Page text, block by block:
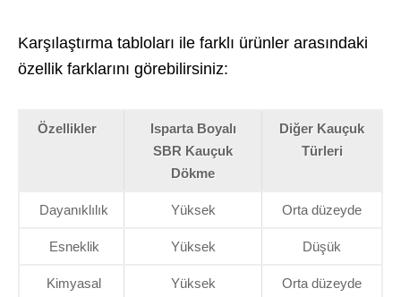
Karşılaştırma tabloları ile farklı ürünler arasındaki
özellik farklarını görebilirsiniz:
Özellikler
Isparta Boyalı
SBR Kauçuk
Dökme
Diğer Kauçuk
Türleri
Dayanıklılık Yüksek Orta düzeyde
Esneklik Yüksek Düşük
Kimyasal
Yüksek Orta düzeyde